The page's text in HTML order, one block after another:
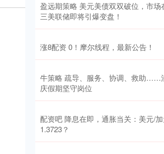
盈远期策略 美元美债双双破位，市场
三美联储即将引爆变盘！
涨8配资 0！摩尔线程，最新公告！
牛策略 疏导、服务、协调、救助……
庆假期坚守岗位
配资吧 降息在即，通胀当关：美元/
1.3723？